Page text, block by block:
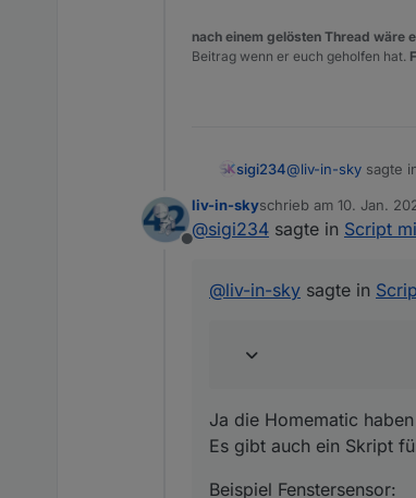
export der
material
nach einem gelösten Thread
Beitrag wenn er euch geholfen hat.
sigi234@liv-in-sky sagte
@sigi234ok die
Ja die Homematic
Es gibt auch ein
Offline
liv-in-skyschrieb am 10. Jan.
zuletzt editiert von
@sigi234 sagte in Script
@liv-in-sky sagte in
Ja die Homematic
Es gibt auch ein Skript
Beispiel Fenstersensor: